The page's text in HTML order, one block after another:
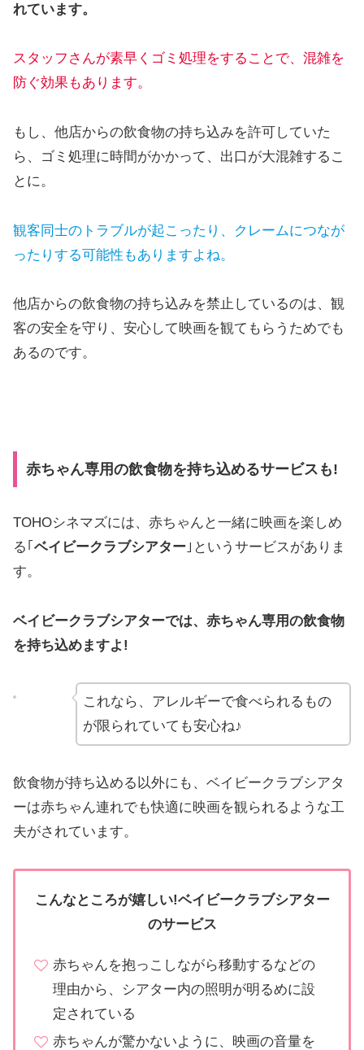
れています。
スタッフさんが素早くゴミ処理をすることで、混雑を
防ぐ効果もあります。
もし、他店からの飲食物の持ち込みを許可していた
ら、ゴミ処理に時間がかかって、出口が大混雑するこ
とに。
観客同士のトラブルが起こったり、クレームにつなが
ったりする可能性 もありますよね。
他店からの飲食物の持ち込みを禁止しているのは、観
客の安全を守り、安心して映画を観てもらうためでも
あるのです。
赤ちゃん専用の飲食物を持ち込めるサービスも!
TOHOシネマズには、赤ちゃんと一緒に映画を楽しめ
る｢ ベイビークラブシアター ｣というサービスがありま
す。
ベイビークラブシアターでは、赤ちゃん専用の飲食物
を持ち込めますよ!
これなら、アレルギーで食べられるもの
が限られていても安心ね♪
飲食物が持ち込める以外にも、ベイビークラブシアタ
ーは赤ちゃん連れでも快適に映画を観られるような工
夫がされています。
こんなところが嬉しい!ベイビークラブシアター
のサービス
赤ちゃんを抱っこしながら移動するなどの
理由から、シアター内の照明が明るめに設
定されている
赤ちゃんが驚かないように、映画の音量を